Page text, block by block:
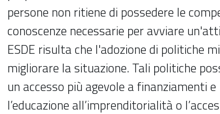
persone non ritiene di possedere le
conoscenze necessarie per avviare
ESDE risulta che l'adozione di politiche
migliorare la situazione. Tali politiche
un accesso più agevole a finanziamenti
l’educazione all’imprenditorialità o